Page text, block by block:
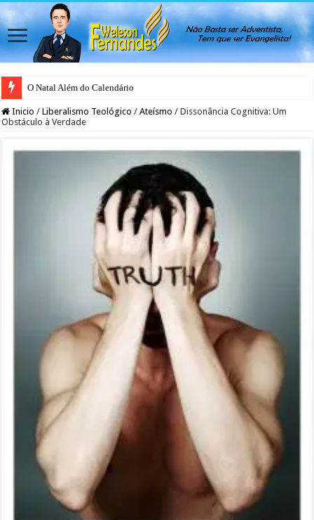
O Natal Além do Calendário
Japão rejeita casamento gay para evitar colapso da natalidade, afirma
Inicio / Liberalismo Teológico / Ateísmo / Dissonância Cognitiva: Um
Obstáculo à Verdade